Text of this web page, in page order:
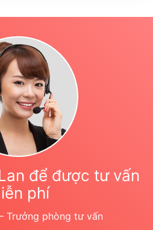
để được tư vấn
phí
Trưởng phòng tư vấn